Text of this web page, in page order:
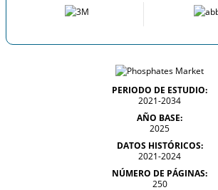
PERIODO DE ESTUDIO:
2021-2034
AÑO BASE:
2025
DATOS HISTÓRICOS:
2021-2024
NÚMERO DE PÁGINAS:
250